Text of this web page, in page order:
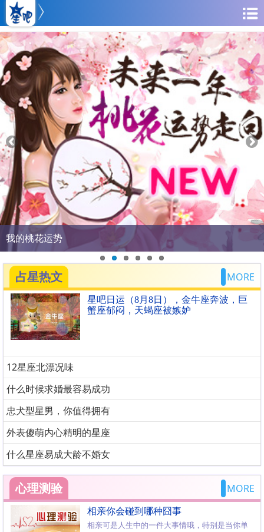
我的桃花运势
Prev
ious
占星热文 MORE
星吧日运（8月8日），金牛座奔波，巨
蟹座郁闷，天蝎座被嫉妒
12星座北漂况味
什么时候求婚最容易成功
忠犬型星男，你值得拥有
外表傻萌内心精明的星座
什么星座易成大龄不婚女
心理测验 MORE
相亲你会碰到哪种囧事
相亲可是人生中的一件大事情哦，特别是当你单